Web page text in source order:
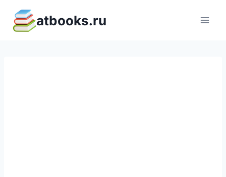
содержимому
atbooks.ru